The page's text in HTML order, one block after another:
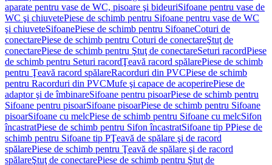
aparate pentru vase de WC, pisoare şi bideuriSifoane pentru vase de
WC şi chiuvetePiese de schimb pentru Sifoane pentru vase de WC
şi chiuveteSifoanePiese de schimb pentru SifoaneCoturi de
conectarePiese de schimb pentru Coturi de conectareŞtuţ de
conectarePiese de schimb pentru Ştuţ de conectareSeturi racordPiese
de schimb pentru Seturi racordŢeavă racord spălarePiese de schimb
pentru Ţeavă racord spălareRacorduri din PVCPiese de schimb
pentru Racorduri din PVCMufe şi capace de acoperirePiese de
adaptor şi de îmbinareSifoane pentru pisoarPiese de schimb pentru
Sifoane pentru pisoarSifoane pisoarPiese de schimb pentru Sifoane
pisoarSifoane cu melcPiese de schimb pentru Sifoane cu melcSifon
încastratPiese de schimb pentru Sifon încastratSifoane tip PPiese de
schimb pentru Sifoane tip PŢeavă de spălare şi de racord
spălarePiese de schimb pentru Ţeavă de spălare şi de racord
spălareŞtuţ de conectarePiese de schimb pentru Ştuţ de